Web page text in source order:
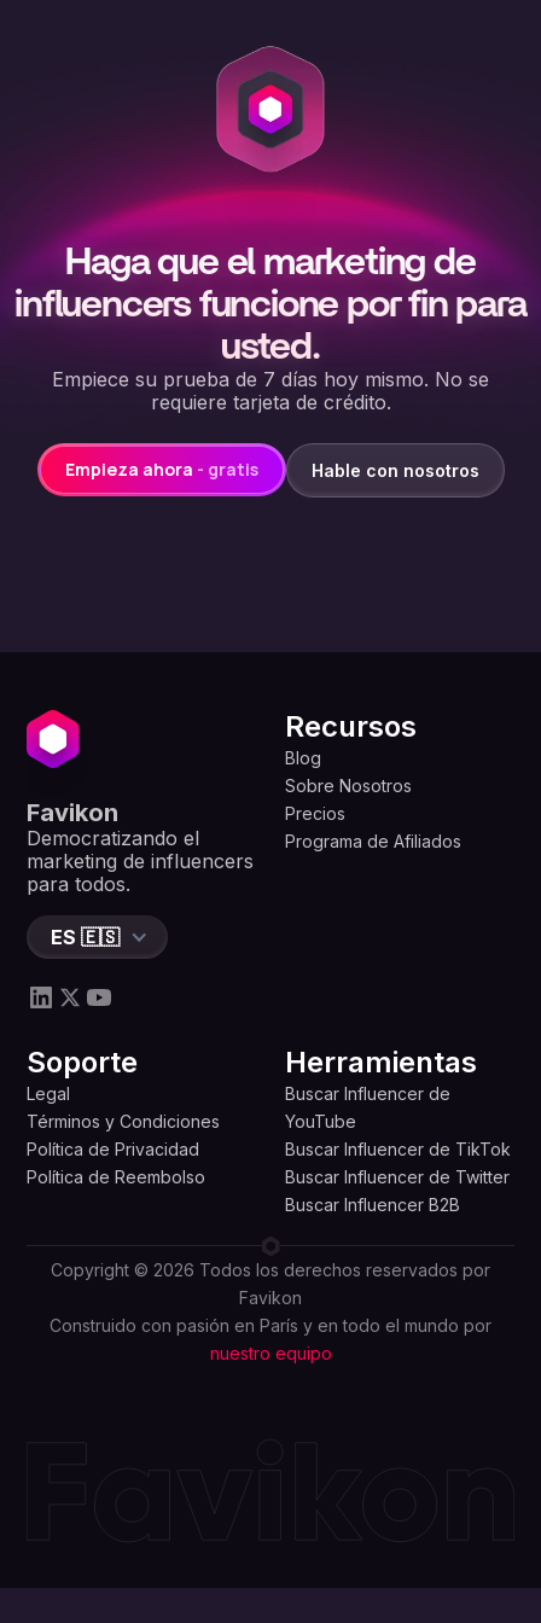
Haga que el marketing de
influencers funcione por fin para
usted.
Empiece su prueba de 7 días hoy mismo. No se
requiere tarjeta de crédito.
Empieza ahora - gratis Hable con nosotros
Favikon
Democratizando el
marketing de influencers
para todos.
ES 🇪🇸
Recursos
Blog
Sobre Nosotros
Precios
Programa de Afiliados
Soporte
Legal
Términos y Condiciones
Política de Privacidad
Política de Reembolso
Herramientas
Buscar Influencer de
YouTube
Buscar Influencer de TikTok
Buscar Influencer de Twitter
Buscar Influencer B2B
Copyright © 2026 Todos los derechos reservados por
Favikon
Construido con pasión en París y en todo el mundo por
nuestro equipo